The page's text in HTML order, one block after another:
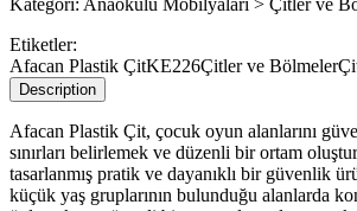
Kategori: Anaokulu Mobilyaları > Çitler ve
Etiketler:
Afacan Plastik ÇitKE226Çitler ve Bölmeler
Description
Afacan Plastik Çit, çocuk oyun alanlarını
sınırları belirlemek ve düzenli bir ortam
tasarlanmış pratik ve dayanıklı bir güvenlik
küçük yaş gruplarının bulunduğu alanlarda